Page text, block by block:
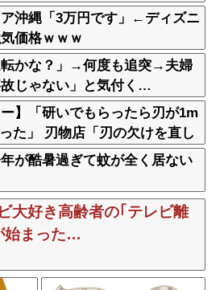
かったことが失敗の原因」
沖縄「3万円です」←ディズニ
価格ｗｗｗ
転かな？」→何度も追突→夫婦
故じゃない」と気付く…
ー】「研いでもらったら刃が1m
た」 刃物店「刃の欠けを直し
以上、物理的に鉄が削れてサ
のは当たり前なんですが…」
年が酷暑過ぎて蚊が全く居ない
大好き高齢者の｢テレビ離
始まった…